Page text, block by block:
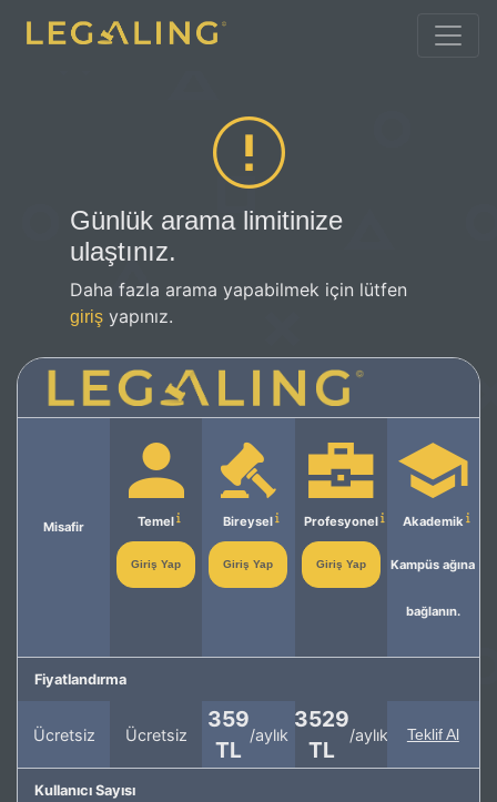
Günlük arama limitinize
ulaştınız.
Daha fazla arama yapabilmek için lütfen
giriş yapınız.
Misafir Temel
Giriş Yap
Bireysel
Giriş Yap
Profesyonel
Giriş Yap
Akademik
Kampüs ağına
bağlanın.
Fiyatlandırma
Ücretsiz Ücretsiz
359
TL
/aylık
3529
TL
/aylık Teklif Al
Kullanıcı Sayısı